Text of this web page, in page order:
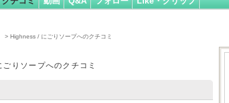
> Highness / にごりソープへのクチコミ
りソープへのクチコミ